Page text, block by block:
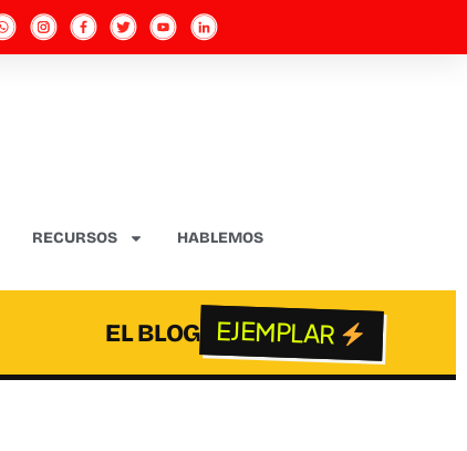
RECURSOS HABLEMOS
EL BLOG EJEMPLAR